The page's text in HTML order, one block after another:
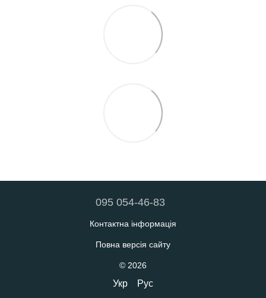
095 054-46-83
Контактна інформація
Повна версія сайту
© 2026
Укр Рус